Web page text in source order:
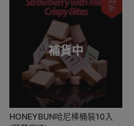
補貨中
折
HONEYBUN哈尼棒桶裝10入